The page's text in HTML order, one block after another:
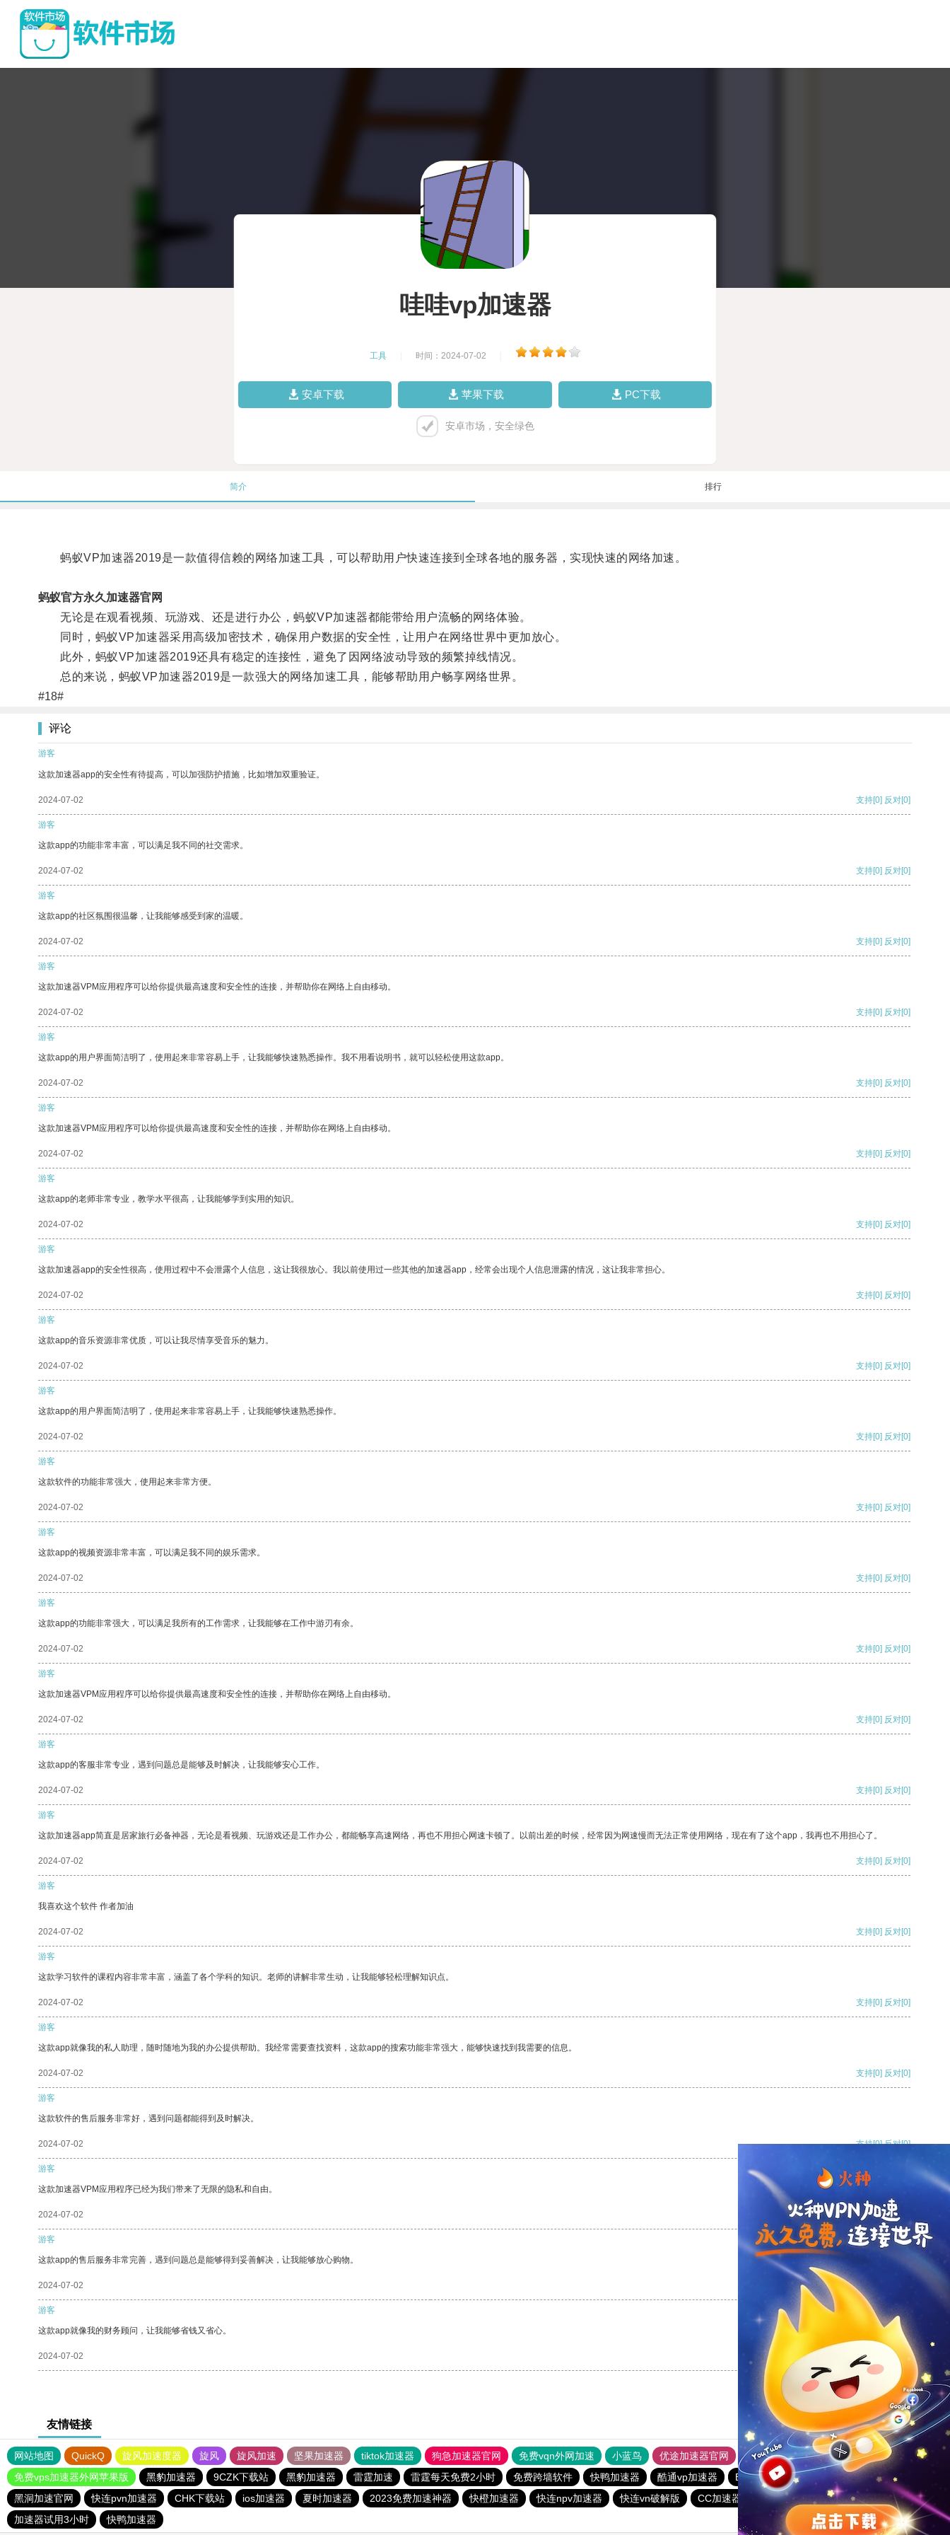
哇哇vp加速器
工具 时间：2024-07-02
安卓下载 苹果下载 PC下载
安卓市场，安全绿色
简介 排行
蚂蚁VP加速器2019是一款值得信赖的网络加速工具，可以帮助用户快速连接到全球各地的服务器，实现快速的网络加速。
蚂蚁官方永久加速器官网
无论是在观看视频、玩游戏、还是进行办公，蚂蚁VP加速器都能带给用户流畅的网络体验。
同时，蚂蚁VP加速器采用高级加密技术，确保用户数据的安全性，让用户在网络世界中更加放心。
此外，蚂蚁VP加速器2019还具有稳定的连接性，避免了因网络波动导致的频繁掉线情况。
总的来说，蚂蚁VP加速器2019是一款强大的网络加速工具，能够帮助用户畅享网络世界。
#18#
评论
游客
这款加速器app的安全性有待提高，可以加强防护措施，比如增加双重验证。
2024-07-02 支持[0] 反对[0]
游客
这款app的功能非常丰富，可以满足我不同的社交需求。
2024-07-02 支持[0] 反对[0]
游客
这款app的社区氛围很温馨，让我能够感受到家的温暖。
2024-07-02 支持[0] 反对[0]
游客
这款加速器VPM应用程序可以给你提供最高速度和安全性的连接，并帮助你在网络上自由移动。
2024-07-02 支持[0] 反对[0]
游客
这款app的用户界面简洁明了，使用起来非常容易上手，让我能够快速熟悉操作。我不用看说明书，就可以轻松使用这款app。
2024-07-02 支持[0] 反对[0]
游客
这款加速器VPM应用程序可以给你提供最高速度和安全性的连接，并帮助你在网络上自由移动。
2024-07-02 支持[0] 反对[0]
游客
这款app的老师非常专业，教学水平很高，让我能够学到实用的知识。
2024-07-02 支持[0] 反对[0]
游客
这款加速器app的安全性很高，使用过程中不会泄露个人信息，这让我很放心。我以前使用过一些其他的加速器app，经常会出现个人信息泄露的情况，这让我非常担心。
2024-07-02 支持[0] 反对[0]
游客
这款app的音乐资源非常优质，可以让我尽情享受音乐的魅力。
2024-07-02 支持[0] 反对[0]
游客
这款app的用户界面简洁明了，使用起来非常容易上手，让我能够快速熟悉操作。
2024-07-02 支持[0] 反对[0]
游客
这款软件的功能非常强大，使用起来非常方便。
2024-07-02 支持[0] 反对[0]
游客
这款app的视频资源非常丰富，可以满足我不同的娱乐需求。
2024-07-02 支持[0] 反对[0]
游客
这款app的功能非常强大，可以满足我所有的工作需求，让我能够在工作中游刃有余。
2024-07-02 支持[0] 反对[0]
游客
这款加速器VPM应用程序可以给你提供最高速度和安全性的连接，并帮助你在网络上自由移动。
2024-07-02 支持[0] 反对[0]
游客
这款app的客服非常专业，遇到问题总是能够及时解决，让我能够安心工作。
2024-07-02 支持[0] 反对[0]
游客
这款加速器app简直是居家旅行必备神器，无论是看视频、玩游戏还是工作办公，都能畅享高速网络，再也不用担心网速卡顿了。以前出差的时候，经常因为网速慢而无法正常使用网络，现在有了这个app，我再也不用担心了。
2024-07-02 支持[0] 反对[0]
游客
我喜欢这个软件 作者加油
2024-07-02 支持[0] 反对[0]
游客
这款学习软件的课程内容非常丰富，涵盖了各个学科的知识。老师的讲解非常生动，让我能够轻松理解知识点。
2024-07-02 支持[0] 反对[0]
游客
这款app就像我的私人助理，随时随地为我的办公提供帮助。我经常需要查找资料，这款app的搜索功能非常强大，能够快速找到我需要的信息。
2024-07-02 支持[0] 反对[0]
游客
这款软件的售后服务非常好，遇到问题都能得到及时解决。
2024-07-02 支持[0] 反对[0]
游客
这款加速器VPM应用程序已经为我们带来了无限的隐私和自由。
2024-07-02 支持[0] 反对
游客
这款app的售后服务非常完善，遇到问题总是能够得到妥善解决，让我能够放心购物。
2024-07-02 支持
游客
这款app就像我的财务顾问，让我能够省钱又省心。
2024-07-02 支持 反对 [0]
友情链接
网站地图 QuickQ 旋风加速度器 旋风 旋风加速 坚果加速器 tiktok加速器 狗急加速器官网 免费vqn外网加速 小蓝鸟 优途加速器官网 风驰加速器 旋风加速器
八戒看书
免费vps加速器外网苹果版
黑豹加速器 9CZK下载站 黑豹加速器 雷霆加速 雷霆每天免费2小时 免费跨墙软件 快鸭加速器 酷通vp加速器 BitzNet加速器
DISBAO下载站
黑洞加速官网
快连pvn加速器 CHK下载站 ios加速器 夏时加速器 2023免费加速神器 快橙加速器 快连npv加速器 快连vn破解版 CC加速器 火箭vp加速器官网
快连vn破解版
加速器试用3小时
快鸭加速器